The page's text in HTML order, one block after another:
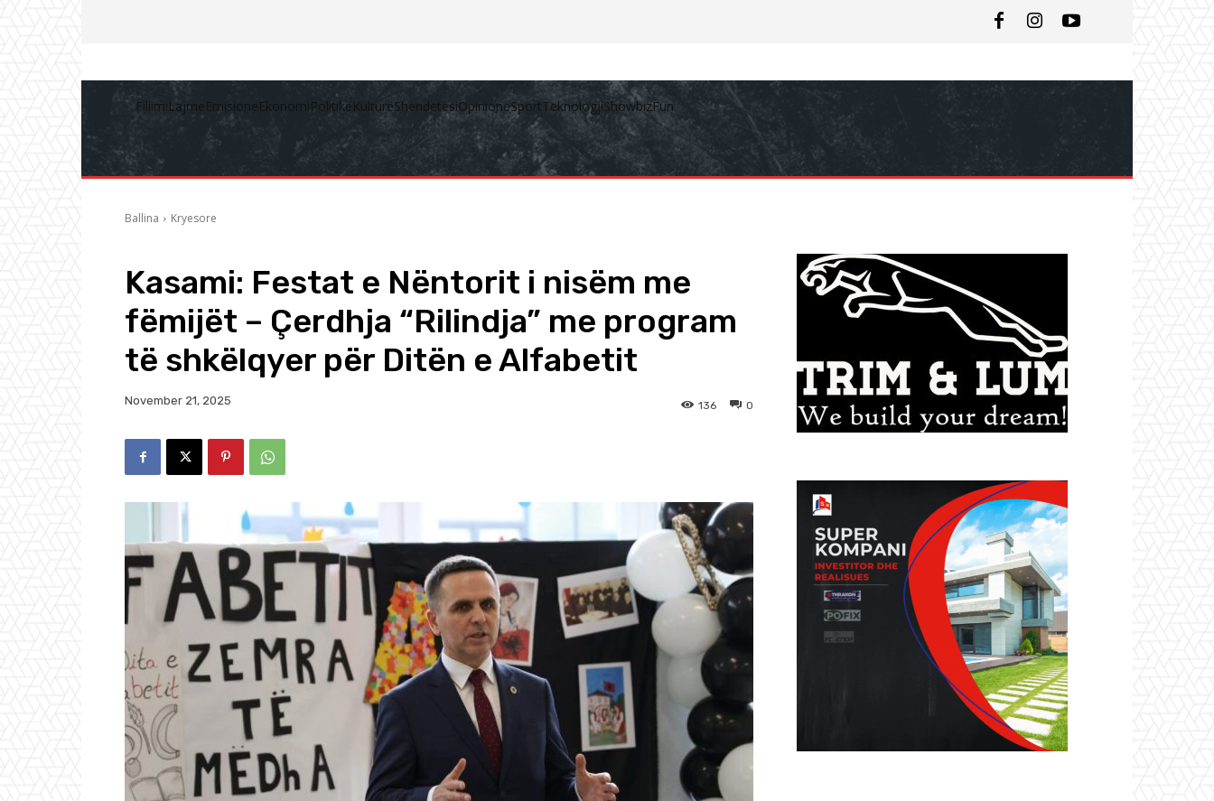
FillimiLajmeEmisioneEkonomiPolitikëKulturëShëndetësiOpinioneSportTeknologjiShowbizFun
Ballina Kryesore
Kasami: Festat e Nëntorit i nisëm me
fëmijët – Çerdhja “Rilindja” me program
të shkëlqyer për Ditën e Alfabetit
November 21, 2025 0
136